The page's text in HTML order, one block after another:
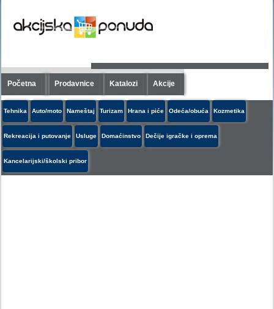
Početna Prodavnice Katalozi Akcije
Tehnika Auto/moto Nameštaj Turizam Hrana i piće Odeća/obuća Kozmetika
Rekreacija i putovanje Usluge Domaćinstvo Dečije igračke i oprema
Kancelarijski/školski pribor